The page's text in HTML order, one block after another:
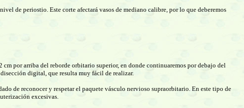
de periostio. Este corte afectará vasos de mediano calibre, por lo que deberemos
cm por arriba del reborde orbitario superior, en donde continuaremos por debajo del
digital, que resulta muy fácil de realizar.
de reconocer y respetar el paquete vásculo nervioso supraorbitario. En este tipo de
excesivas.